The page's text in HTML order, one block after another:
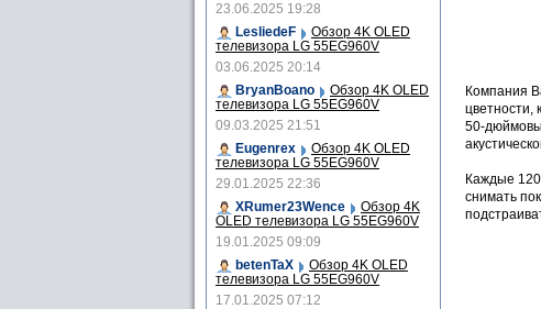
Компания
цветности,
50-
Каждые
снимать
23.06.2025 19:28
LesliedeF
Обзор 4K OLED
телевизора LG 55EG960V
03.06.2025 20:14
BryanBoano
Обзор 4K OLED
телевизора LG 55EG960V
09.03.2025 21:51
Eugenrex
Обзор 4K OLED
телевизора LG 55EG960V
29.01.2025 22:36
XRumer23Wence
Обзор 4K
OLED телевизора LG 55EG960V
19.01.2025 09:09
betenTaX
Обзор 4K OLED
телевизора LG 55EG960V
17.01.2025 07:12